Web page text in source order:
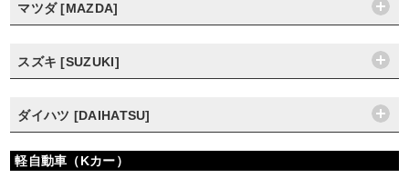
マツダ [MAZDA]
スズキ [SUZUKI]
ダイハツ [DAIHATSU]
軽自動車（Kカー）